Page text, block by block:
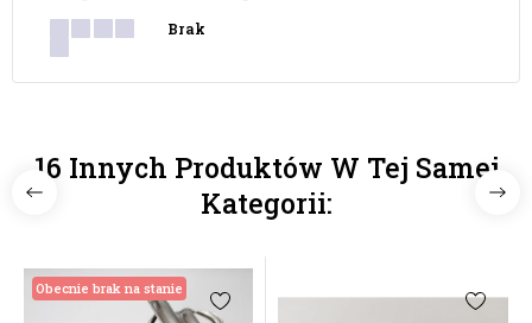
Brak
16 Innych Produktów W Tej Samej
Kategorii:
Obecnie brak na stanie